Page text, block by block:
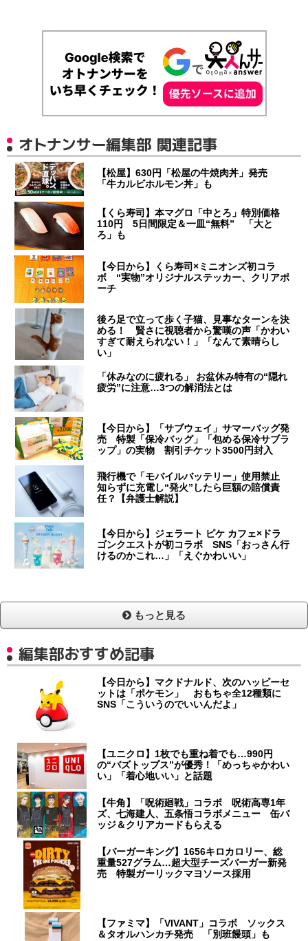
オトナンサー編集部 関連記事
【松屋】630円「松屋の牛焼肉丼」発売
「牛カルビホルモン丼」も
【くら寿司】本マグロ「中とろ」特別価格
110円 5日間限定＆一皿“無料” 「大と
ろ」も
【今日から】くら寿司×ミニオンズ初コラ
ボ “実物”オリジナルステッカー、クリアポ
ーチ
後ろ足で立って歩く子猫、見事なターンを決
める！ 賢さに視聴者から驚嘆の声「かわい
すぎて耐えられない！」「なんて素晴らし
い」
「休みなのに疲れる」 お盆休み特有の“隠れ
疲労”に注意…3つの解消法とは
【今日から】「サブウェイ」サマーバッグ発
売 特製「保冷バッグ」「包める保冷サブラ
ップ」の実物 割引チケット3500円封入
飛行機で「モバイルバッテリー」使用禁止
知らずに充電し“発火”したら巨額の賠償責
任？【弁護士解説】
【今日から】ジェラート ピケ カフェ×ドラ
ゴンクエストが初コラボ SNS「おっさん行
けるのかこれ…」「えぐかわいい」
もっと見る
編集部おすすめ記事
【今日から】マクドナルド、次のハッピーセ
ットは「ポケモン」 おもちゃ全12種類に
SNS「こういうのでいいんだよ」
【ユニクロ】1枚でも重ね着でも…990円
の“バズトップス”が優秀！「めっちゃかわい
い」「着心地いい」と話題
【牛角】「呪術廻戦」コラボ 呪術高専1年
ズ、七海建人、五条悟コラボメニュー 缶バ
ッジ＆クリアカードもらえる
【バーガーキング】1656キロカロリー、総
重量527グラム…超大型チーズバーガー新発
売 特製ガーリックマヨソース採用
【ファミマ】「VIVANT」コラボ ソックス
＆タオルハンカチ発売 「別班饅頭」も